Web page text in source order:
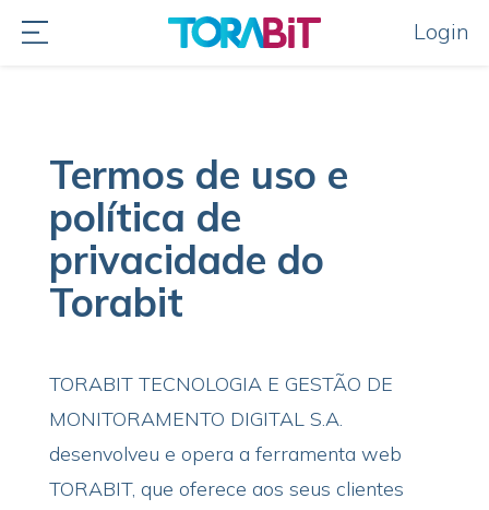
Login
Termos de uso e
política de
privacidade do
Torabit
TORABIT TECNOLOGIA E GESTÃO DE
MONITORAMENTO DIGITAL S.A.
desenvolveu e opera a ferramenta web
TORABIT, que oferece aos seus clientes